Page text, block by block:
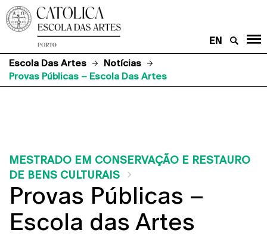
EN
Escola Das Artes
Notícias
Provas Públicas – Escola Das Artes
MESTRADO EM CONSERVAÇÃO E RESTAURO
DE BENS CULTURAIS
Provas Públicas –
Escola das Artes